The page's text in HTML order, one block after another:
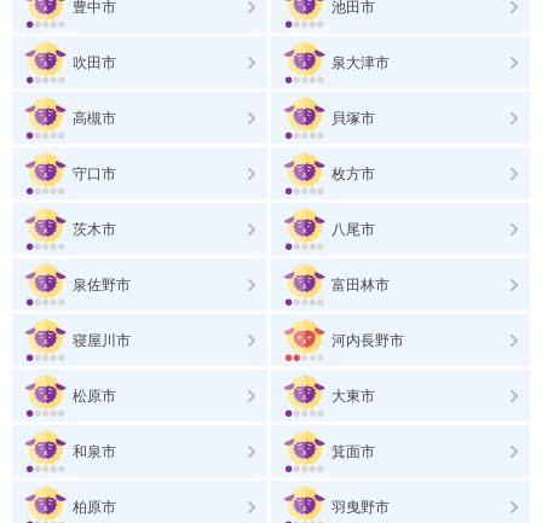
豊中市 池田市
吹田市 泉大津市
高槻市 貝塚市
守口市 枚方市
茨木市 八尾市
泉佐野市 富田林市
寝屋川市 河内長野市
松原市 大東市
和泉市 箕面市
柏原市 羽曳野市